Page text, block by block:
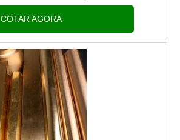
Alto Torque, fabricando do disco
COTAR AGORA